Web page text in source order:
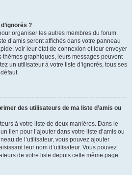
?
organiser les autres membres du forum.
d’amis seront affichés dans votre panneau
voir leur état de connexion et leur envoyer
thèmes graphiques, leurs messages peuvent
un utilisateur à votre liste d’ignorés, tous ses
des utilisateurs de ma liste d’amis ou
à votre liste de deux manières. Dans le
lien pour l’ajouter dans votre liste d’amis ou
de l’utilisateur, vous pouvez ajouter
leur nom d’utilisateur. Vous pouvez
de votre liste depuis cette même page.